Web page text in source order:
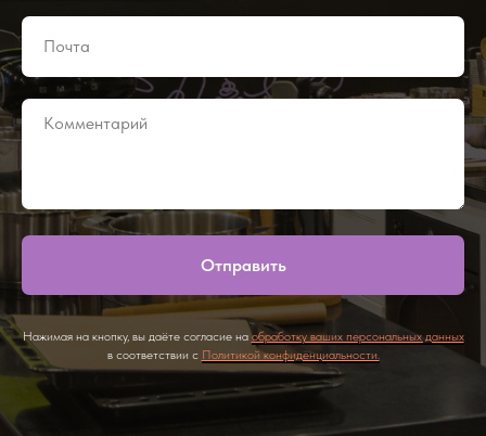
Отправить
Нажимая на кнопку, вы даёте согласие на обработку ваших персональных данных
в соответствии с Политикой конфиденциальности.